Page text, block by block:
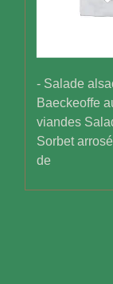
- Salade
Baeckeoffe
viandes
Sorbet
de